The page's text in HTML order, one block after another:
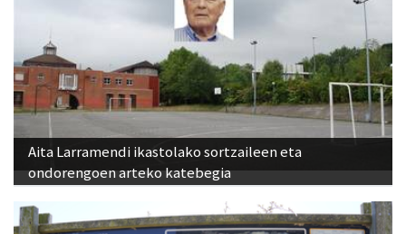
Aita Larramendi ikastolako sortzaileen eta
ondorengoen arteko katebegia